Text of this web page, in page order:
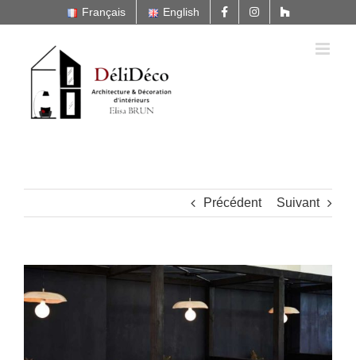
contenu
Français English
Précédent Suivant
l'image